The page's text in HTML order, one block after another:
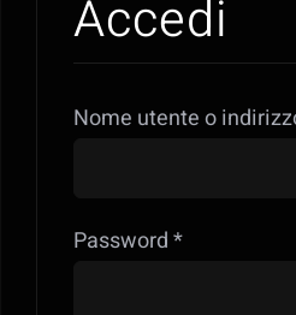
Accedi
Nome utente o
Password*Richiesto